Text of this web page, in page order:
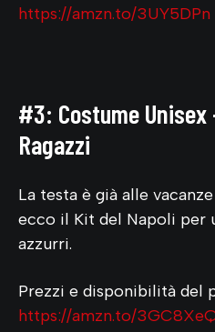
https://amzn.to/3UY5DPn
#3: Costume Unisex
Ragazzi
La testa è già alle
ecco il Kit del Napoli per
azzurri.
Prezzi e disponibilità del
https://amzn.to/